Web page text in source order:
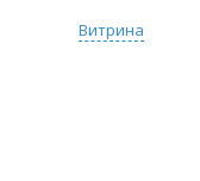
Витрина